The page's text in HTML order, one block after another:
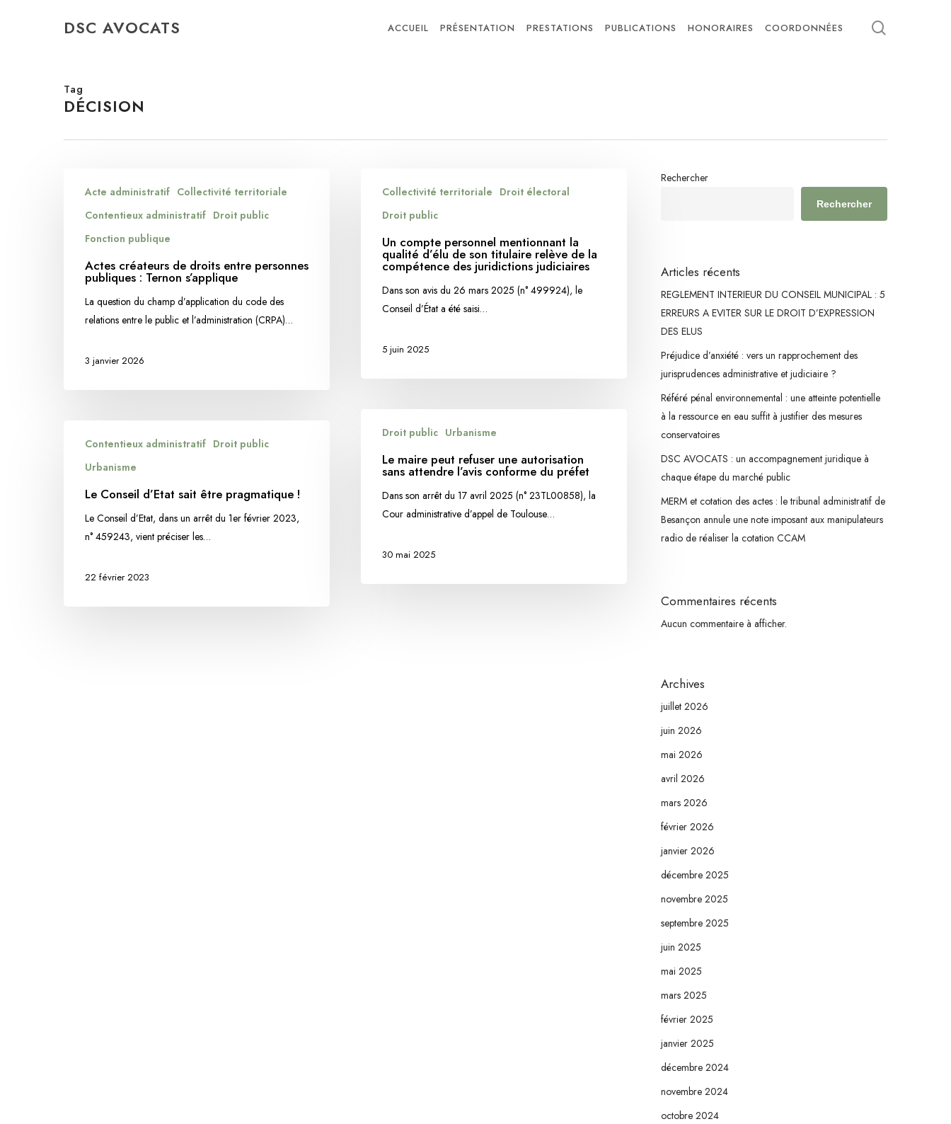
DSC AVOCATS ACCUEIL PRÉSENTATION PRESTATIONS PUBLICATIONS HONORAIRES COORDONNÉES
Tag
DÉCISION
créateurs
personnes
publiques
Ternon
Acte administratif Collectivité territoriale
Contentieux administratif Droit public
Fonction publique
Actes créateurs de droits entre personnes
publiques : Ternon s’applique
La question du champ d’application du code des
relations entre le public et l’administration (CRPA)…
3 janvier 2026
compte
personnel
qualité
titulaire
juridictions
judiciaires
Collectivité territoriale Droit électoral
Droit public
Un compte personnel mentionnant la
qualité d’élu de son titulaire relève de la
compétence des juridictions judiciaires
Dans son avis du 26 mars 2025 (n° 499924), le
Conseil d’État a été saisi…
5 juin 2025
maire
refuser
autorisation
conforme
Droit public Urbanisme
Le maire peut refuser une autorisation
sans attendre l’avis conforme du préfet
Dans son arrêt du 17 avril 2025 (n° 23TL00858), la
Cour administrative d’appel de Toulouse…
30 mai 2025
Conseil
pragmatique
Contentieux administratif Droit public
Urbanisme
Le Conseil d’Etat sait être pragmatique !
Le Conseil d’Etat, dans un arrêt du 1er février 2023,
n° 459243, vient préciser les…
22 février 2023
Rechercher
Rechercher
Articles récents
REGLEMENT INTERIEUR DU CONSEIL MUNICIPAL : 5
ERREURS A EVITER SUR LE DROIT D’EXPRESSION
DES ELUS
Préjudice d’anxiété : vers un rapprochement des
jurisprudences administrative et judiciaire ?
Référé pénal environnemental : une atteinte potentielle
à la ressource en eau suffit à justifier des mesures
conservatoires
DSC AVOCATS : un accompagnement juridique à
chaque étape du marché public
MERM et cotation des actes : le tribunal administratif de
Besançon annule une note imposant aux manipulateurs
radio de réaliser la cotation CCAM
Commentaires récents
Aucun commentaire à afficher.
Archives
juillet 2026
juin 2026
mai 2026
avril 2026
mars 2026
février 2026
janvier 2026
décembre 2025
novembre 2025
septembre 2025
juin 2025
mai 2025
mars 2025
février 2025
janvier 2025
décembre 2024
novembre 2024
octobre 2024